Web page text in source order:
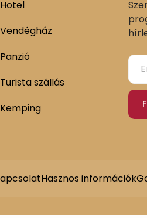
Hotel
Vendégház
Panzió
Turista szállás
Kemping
Hasznos információk